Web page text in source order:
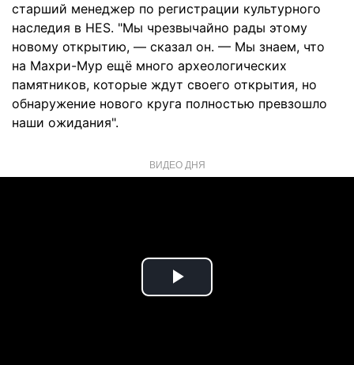
старший менеджер по регистрации культурного
наследия в HES. "Мы чрезвычайно рады этому
новому открытию, — сказал он. — Мы знаем, что
на Махри-Мур ещё много археологических
памятников, которые ждут своего открытия, но
обнаружение нового круга полностью превзошло
наши ожидания".
ВИДЕО ДНЯ
Play